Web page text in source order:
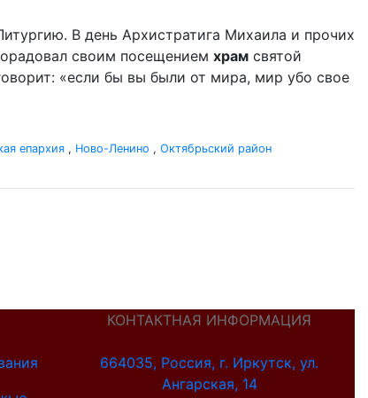
В день Архистратига Михаила и прочих
своим посещением храм святой
«если бы вы были от мира, мир убо свое
епархия , Ново-Ленино , Октябрьский район
КОНТАКТНАЯ ИНФОРМАЦИЯ
664035, Россия, г. Иркутск, ул.
Ангарская, 14